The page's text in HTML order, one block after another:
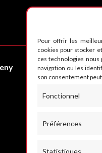
Pour offrir les
cookies pour stocker
ces technologies
navigation ou les
son consentement
Fonctionnel
Préférences
Statistiques